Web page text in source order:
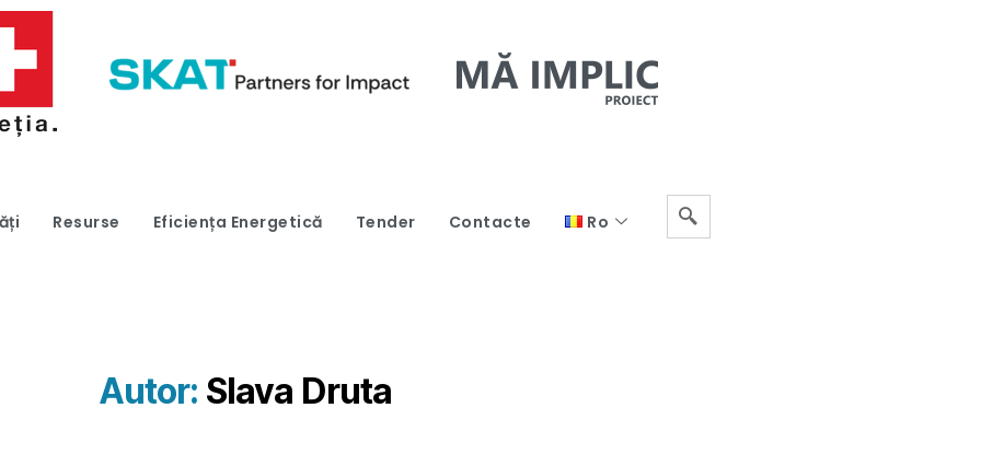
Resurse Eficiența Energetică Tender Contacte Ro
Autor: Slava Druta